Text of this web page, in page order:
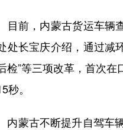
前，内蒙古货运车辆查
处长宝庆介绍，通过减
检”等三项改革，首次
秒。
蒙古不断提升自驾车辆